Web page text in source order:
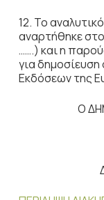
12. Το
αναρτήθηκε
…….) και η
για
Εκδόσεων της
Ο